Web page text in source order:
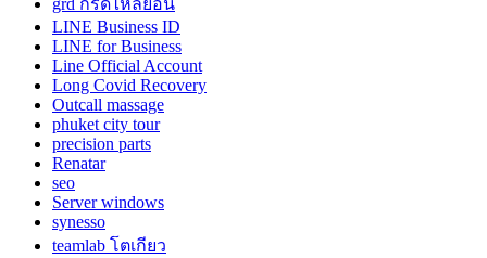
LINE Business ID
LINE for Business
Line Official Account
Long Covid Recovery
Outcall massage
phuket city tour
precision parts
Renatar
seo
Server windows
synesso
teamlab โตเกียว